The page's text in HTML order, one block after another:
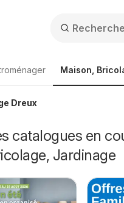
Maison,
Dreux
catalogues en
Jardinage